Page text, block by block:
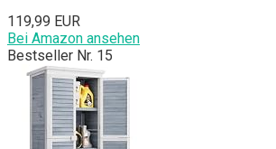
119,99 EUR
Bei Amazon ansehen
Bestseller Nr. 15